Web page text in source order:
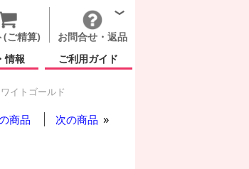
(ご精算)
お問合せ・返品
情報 ご利用ガイド
イトゴールド
商品 次の商品